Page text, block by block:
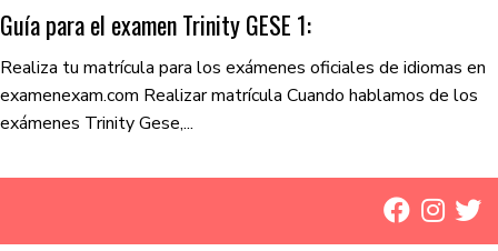
Guía para el examen Trinity GESE 1:
Realiza tu matrícula para los exámenes oficiales de idiomas en
examenexam.com Realizar matrícula Cuando hablamos de los
exámenes Trinity Gese,...